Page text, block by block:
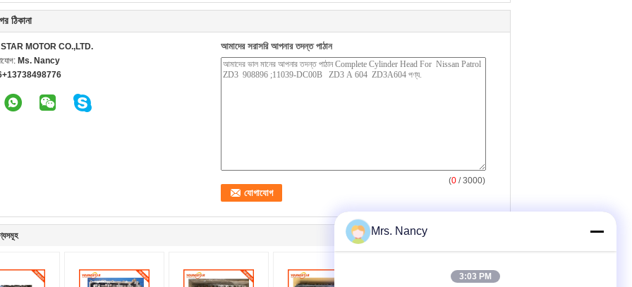
ঠিকানা
MOTOR CO.,LTD.
Ms. Nancy
আমাদের সরাসরি আপনার তদন্ত পাঠান
(0 / 3000)
Mrs. Nancy
3:03 PM